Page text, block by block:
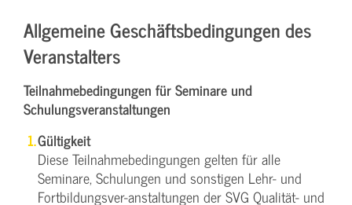
Allgemeine Geschäftsbedingungen des
Veranstalters
Teilnahmebedingungen für Seminare und
Schulungsveranstaltungen
Gültigkeit
Diese Teilnahmebedingungen gelten für alle
Seminare, Schulungen und sonstigen Lehr- und
Fortbildungsver-anstaltungen der SVG Qualität- und